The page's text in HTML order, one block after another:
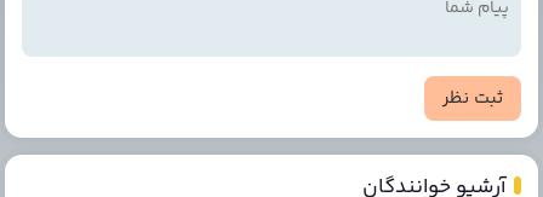
ثبت نظر
آرشیو خوانندگان